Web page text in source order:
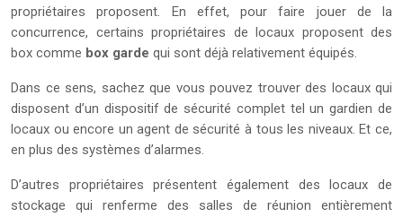
propriétaires proposent. En effet, pour faire jouer de la
concurrence, certains propriétaires de locaux proposent des
box comme box garde qui sont déjà relativement équipés.
Dans ce sens, sachez que vous pouvez trouver des locaux qui
disposent d’un dispositif de sécurité complet tel un gardien de
locaux ou encore un agent de sécurité à tous les niveaux. Et ce,
en plus des systèmes d’alarmes.
D’autres propriétaires présentent également des locaux de
stockage qui renferme des salles de réunion entièrement